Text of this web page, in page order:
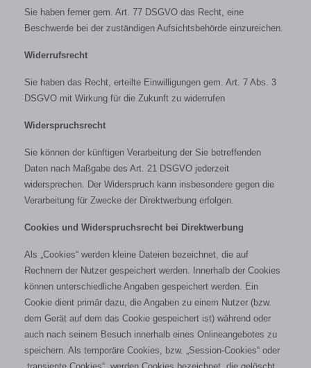
Sie haben ferner gem. Art. 77 DSGVO das Recht, eine
Beschwerde bei der zuständigen Aufsichtsbehörde einzureichen.
Widerrufsrecht
Sie haben das Recht, erteilte Einwilligungen gem. Art. 7 Abs. 3
DSGVO mit Wirkung für die Zukunft zu widerrufen
Widerspruchsrecht
Sie können der künftigen Verarbeitung der Sie betreffenden
Daten nach Maßgabe des Art. 21 DSGVO jederzeit
widersprechen. Der Widerspruch kann insbesondere gegen die
Verarbeitung für Zwecke der Direktwerbung erfolgen.
Cookies und Widerspruchsrecht bei Direktwerbung
Als „Cookies“ werden kleine Dateien bezeichnet, die auf
Rechnern der Nutzer gespeichert werden. Innerhalb der Cookies
können unterschiedliche Angaben gespeichert werden. Ein
Cookie dient primär dazu, die Angaben zu einem Nutzer (bzw.
dem Gerät auf dem das Cookie gespeichert ist) während oder
auch nach seinem Besuch innerhalb eines Onlineangebotes zu
speichern. Als temporäre Cookies, bzw. „Session-Cookies“ oder